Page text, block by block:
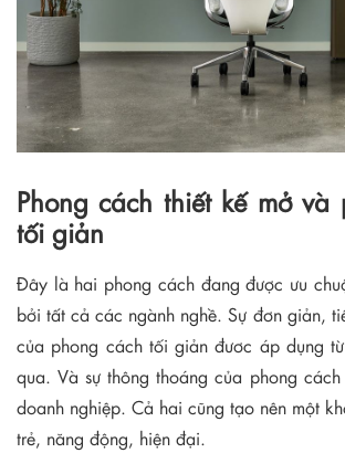
Phong cách thiết kế mở và
tối giản
Đây là hai phong cách đang được ưu
bởi tất cả các ngành nghề. Sự đơn giản,
của phong cách tối giản đươc áp dụng
qua. Và sự thông thoáng của phong
doanh nghiệp. Cả hai cũng tạo nên một
trẻ, năng động, hiện đại.